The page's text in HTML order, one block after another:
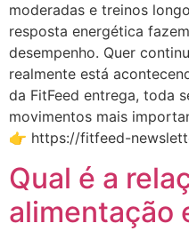
moderadas e treinos
resposta energética
desempenho. Quer
realmente está
da FitFeed entrega, toda
movimentos mais
👉 https://fitfeed-
Qual é a
alimentação